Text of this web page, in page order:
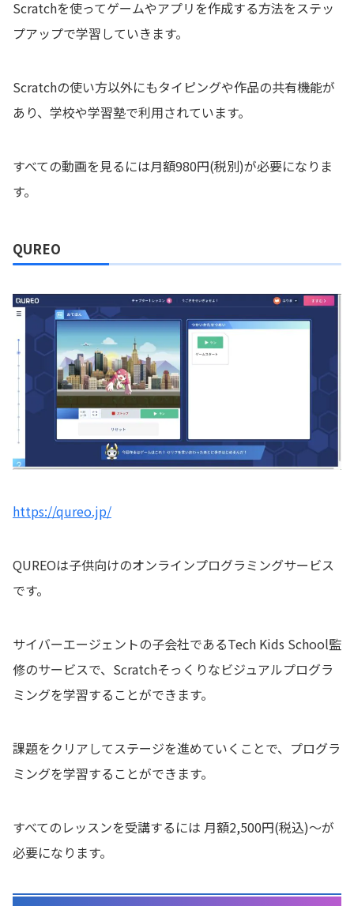
Scratchを使ってゲームやアプリを作成する方法をステッ
プアップで学習していきます。
Scratchの使い方以外にもタイピングや作品の共有機能が
あり、学校や学習塾で利用されています。
すべての動画を見るには月額980円(税別)が必要になりま
す。
QUREO
https://qureo.jp/
QUREOは子供向けのオンラインプログラミングサービス
です。
サイバーエージェントの子会社であるTech Kids School監
修のサービスで、Scratchそっくりなビジュアルプログラ
ミングを学習することができます。
課題をクリアしてステージを進めていくことで、プログラ
ミングを学習することができます。
すべてのレッスンを受講するには 月額2,500円(税込)〜が
必要になります。